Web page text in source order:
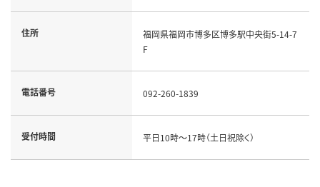
住所
福岡県福岡市博多区博多駅中央街5-14-7
F
電話番号 092-260-1839
受付時間 平日10時～17時（土日祝除く）